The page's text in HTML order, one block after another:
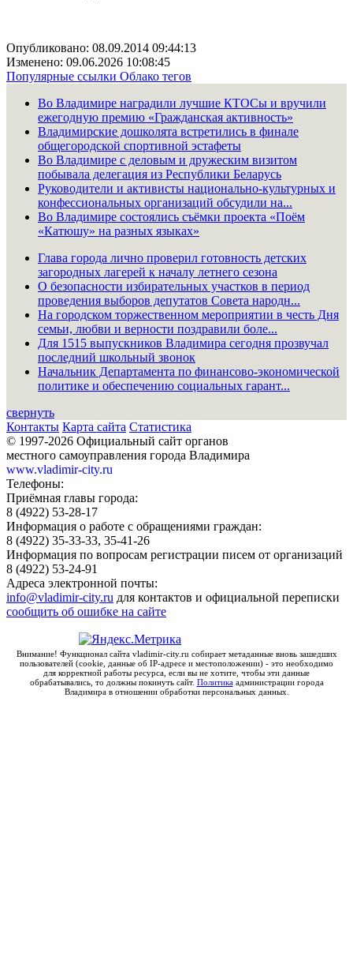
Опубликовано: 08.09.2014 09:44:13
Изменено: 09.06.2026 10:08:45
Популярные ссылки Облако тегов
Во Владимире наградили лучшие КТОСы и вручили
ежегодную премию «Гражданская активность»
Владимирские дошколята встретились в финале
общегородской спортивной эстафеты
Во Владимире с деловым и дружеским визитом
побывала делегация из Республики Беларусь
Руководители и активисты национально-культурных и
конфессиональных организаций обсудили на...
Во Владимире состоялись съёмки проекта «Поём
«Катюшу» на разных языках»
Глава города лично проверил готовность детских
загородных лагерей к началу летнего сезона
О безопасности избирательных участков в период
проведения выборов депутатов Совета народн...
На городском торжественном мероприятии в честь Дня
семьи, любви и верности поздравили боле...
Для 1515 выпускников Владимира сегодня прозвучал
последний школьный звонок
Начальник Департамента по финансово-экономической
политике и обеспечению социальных гарант...
свернуть
Контакты Карта сайта Статистика
© 1997-2026 Официальный сайт органов
местного самоуправления города Владимира
www.vladimir-city.ru
Телефоны:
Приёмная главы города:
8 (4922) 53-28-17
Информация о работе с обращениями граждан:
8 (4922) 35-33-33, 35-41-26
Информация по вопросам регистрации писем от организаций
8 (4922) 53-24-91
Адреса электронной почты:
info@vladimir-city.ru для контактов и официальной переписки
сообщить об ошибке на сайте
Внимание! Функционал сайта vladimir-city.ru собирает метаданные вновь зашедших
пользователей (cookie, данные об IP-адресе и местоположении) - это необходимо
для корректной работы ресурса, если вы не хотите, чтобы эти данные
обрабатывались, то должны покинуть сайт. Политикаадминистрации города
Владимира в отношении обработки персональных данных.